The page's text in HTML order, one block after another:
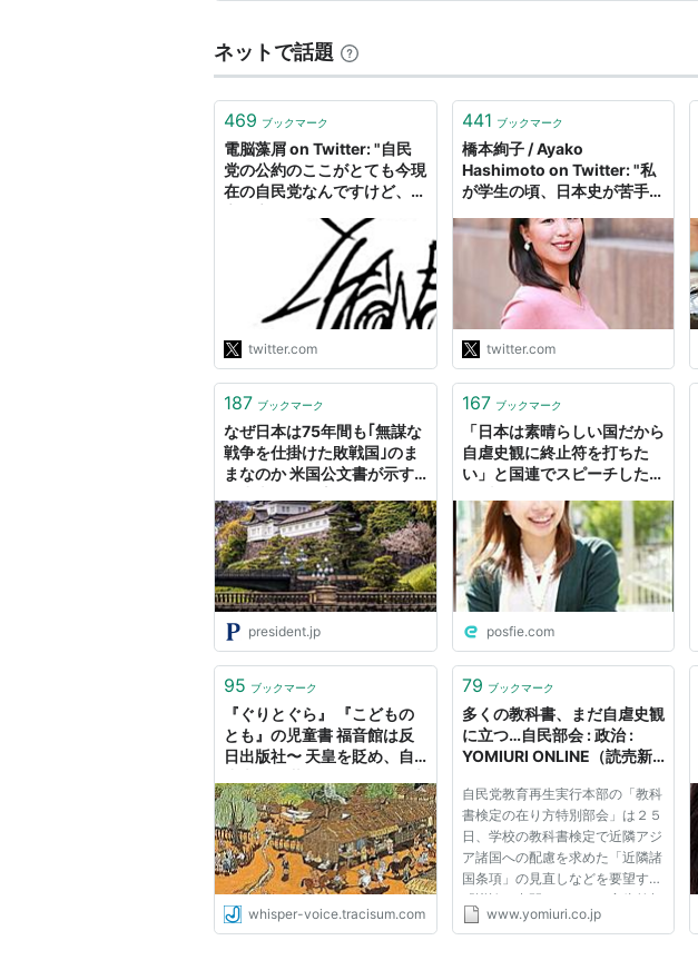
ネットで話題
469 ブックマーク
電脳藻屑 on Twitter: "自民
党の公約のここがとても今現
在の自民党なんですけど、一
りますね ”国旗・国歌を尊重
し、わが国の将来を担う主権
者を育成する教育を推進しま
す。不適切な性教育やジェン
ダーフリー教育、自虐史観偏
向教育などは行…
https://t.co/bR2sD8iZbO"
twitter.com
441 ブックマーク
橋本絢子 / Ayako
Hashimoto on Twitter: "私
が学生の頃、日本史が苦手だ
のに誇りを持てなかったか
ら、テストの点数も世界史よ
り悪かった。大人になってか
ら自虐史観でない歴史を知っ
て今は歴史が大好きになっ
た。"
twitter.com
187 ブックマーク
なぜ日本は75年間も｢無謀な
戦争を仕掛けた敗戦国｣のま
まなのか 米国公文書が示す
president.jp
167 ブックマーク
「日本は素晴らしい国だから
自虐史観に終止符を打ちた
い」と国連でスピーチした
posfie.com
95 ブックマーク
『ぐりとぐら』 『こどもの
とも』の児童書 福音館は反
日出版社〜 天皇を貶め、自
| 日本の面影
whisper-voice.tracisum.com
79 ブックマーク
多くの教科書、まだ自虐史観
に立つ…自民部会 : 政治 :
YOMIURI ONLINE（読売新
自民党教育再生実行本部の「教科
書検定の在り方特別部会」は２５
日、学校の教科書検定で近隣アジ
ア諸国への配慮を求めた「近隣諸
国条項」の見直しなどを要望する
「議論の中間まとめ」を安倍首相
（自民党総裁）に提出した。 教
www.yomiuri.co.jp